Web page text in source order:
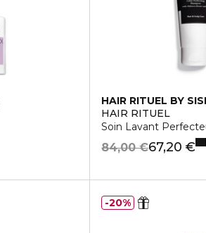
HAIR RITUEL BY
HAIR RITUEL
Soin Lavant
67,20 €
84,00 €
20%